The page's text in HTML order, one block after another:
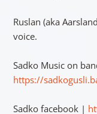
Ruslan (aka
voice.
Sadko Music on
https://
Sadko facebook |